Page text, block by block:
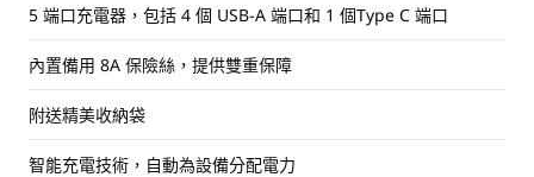
5 端口充電器，包括 4 個 USB-A 端口和 1 個Type C 端口
內置備用 8A 保險絲，提供雙重保障
附送精美收納袋
智能充電技術，自動為設備分配電力